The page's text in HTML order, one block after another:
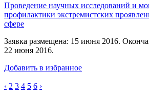
Проведение научных исследований и
профилактики экстремистских
сфере
Заявка размещена: 15 июня 2016.
22 июня 2016.
Добавить в избранное
‹ 2 3 4 5 6 ›